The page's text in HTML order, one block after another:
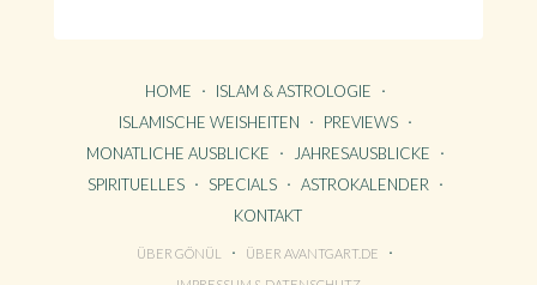
HOME
ISLAM & ASTROLOGIE
ISLAMISCHE WEISHEITEN
PREVIEWS
MONATLICHE AUSBLICKE
JAHRESAUSBLICKE
SPIRITUELLES
SPECIALS
ASTROKALENDER
KONTAKT
ÜBER GÖNÜL
ÜBER AVANTGART.DE